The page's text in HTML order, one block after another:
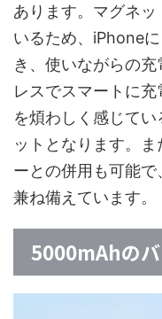
あります。マグネ
いるため、iPhone
き、使いながらの
レスでスマートに
を煩わしく感じて
ットとなります。
ーとの併用も可能
兼ね備えています。
5000mAhの